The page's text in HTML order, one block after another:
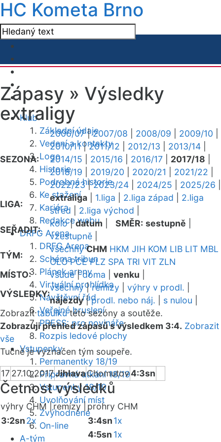
HC Kometa Brno
Klub
Základní údaje
Vedení a kontakty
Logo
Historie
Podrobná historie
Ke stažení
Kariéra
Redakce webu
DRFG Arena
DRFG Arena
Schéma tribun
Plánek areny
Virtuální prohlídka
Návštěvní řád
Veřejné bruslení
PRESS: pro novináře
Rozpis ledové plochy
Vstupenky
Permanentky 18/19
Přípravná utkání 18/19
Vstupenky 18/19
Uvolňování míst
Zvýhodněné
On-line
A-tým
Zápasy » Výsledky
extraligy
SEZONA:
2006/07|2007/08 2008/09 2009/10
2010/11|2011/12 2012/13 2013/14
2014/15
2015/16 2016/17 2017/18
2018/19
2019/20 2020/21 2021/22
2022/23|2023/24 2024/25 2025/26
LIGA:
extraliga 1.liga 2.liga západ
2.liga
střed
2.liga východ
SEŘADIT:
kolo|datum SMĚR: sestupně
vzestupně
TÝM:
všechny CHM HKM JIH KOM LIB LIT MBL
OLO PCE PLZ SPA TRI VIT ZLN
MÍSTO:
všude|doma venku
VÝSLEDKY:
všechny|remízy výhry v prodl.
nájezdy|prodl. nebo náj. s nulou
Zobrazittabulkutéto sezóny a soutěže.
Zobrazuji přehled zápasů s výsledkem 3:4. Zobrazit
vše
Tučně je vyznačen tým soupeře.
17 27.10.2017JihlavaChomutov4:3sn
Četnost výsledků
výhry CHM |remízy | prohry CHM
3:2sn2x 3:4sn1x
4:5sn 1x